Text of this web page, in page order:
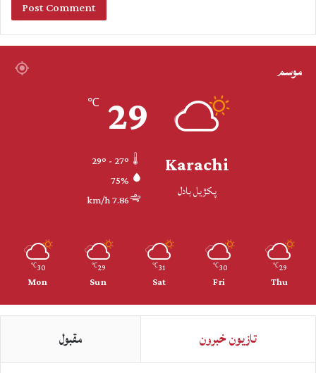
موسم
Karachi
پکڙيل بادل
29
℃
75%
7.86 km/h
29
℃
Thu
30
℃
Fri
31
℃
Sat
29
℃
Sun
30
℃
Mon
تازيون خبرون مقبول